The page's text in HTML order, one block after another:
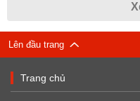
Lên đầu trang
Trang chủ